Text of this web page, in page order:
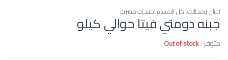
اجبان ومخللات,كل الاقسام,منتجات مصرية
جبنه دومتي فيتا حوالي كيلو
متوفر :Out of stock